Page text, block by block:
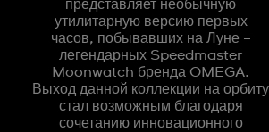
представляет необычную
утилитарную версию первых
часов, побывавших на Луне –
легендарных Speedmaster
Moonwatch бренда OMEGA.
Выход данной коллекции на орбиту
стал возможным благодаря
сочетанию инновационного